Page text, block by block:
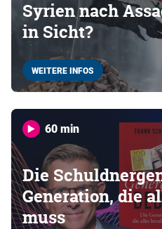
Syrien nach
in Sicht?
WEITERE INFOS
60 min
Die
Generation, die
muss